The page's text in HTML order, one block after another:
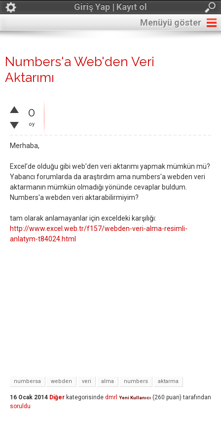
Giriş Yap | Kayıt ol
Menüyü göster
Numbers'a Web'den Veri
Aktarımı
0
oy
Merhaba,
Excel'de olduğu gibi web'den veri aktarımı yapmak mümkün mü?
Yabancı forumlarda da araştırdım ama numbers'a webden veri
aktarmanın mümkün olmadığı yönünde cevaplar buldum.
Numbers'a webden veri aktarabilirmiyim?
tam olarak anlamayanlar için exceldeki karşılığı:
http://www.excel.web.tr/f157/webden-veri-alma-resimli-
anlatym-t84024.html
numbersa webden veri alma numbers aktarma
16 Ocak 2014 Diğer kategorisinde dmrl Yeni Kullanıcı (260 puan) tarafından
soruldu